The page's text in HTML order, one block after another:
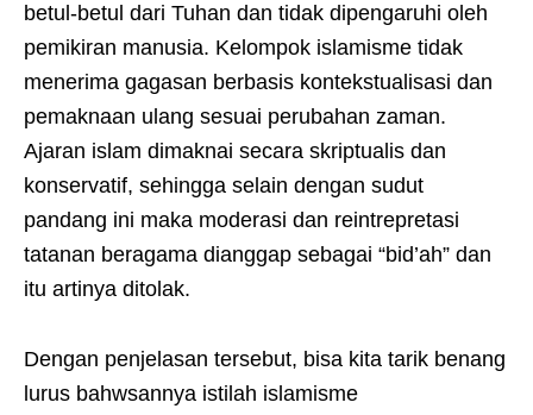
betul-betul dari Tuhan dan tidak dipengaruhi oleh
pemikiran manusia. Kelompok islamisme tidak
menerima gagasan berbasis kontekstualisasi dan
pemaknaan ulang sesuai perubahan zaman.
Ajaran islam dimaknai secara skriptualis dan
konservatif, sehingga selain dengan sudut
pandang ini maka moderasi dan reintrepretasi
tatanan beragama dianggap sebagai “bid’ah” dan
itu artinya ditolak.
Dengan penjelasan tersebut, bisa kita tarik benang
lurus bahwsannya istilah islamisme